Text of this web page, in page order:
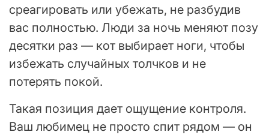
среагировать или убежать, не разбудив
вас полностью. Люди за ночь меняют позу
десятки раз — кот выбирает ноги, чтобы
избежать случайных толчков и не
потерять покой.
Такая позиция дает ощущение контроля.
Ваш любимец не просто спит рядом — он